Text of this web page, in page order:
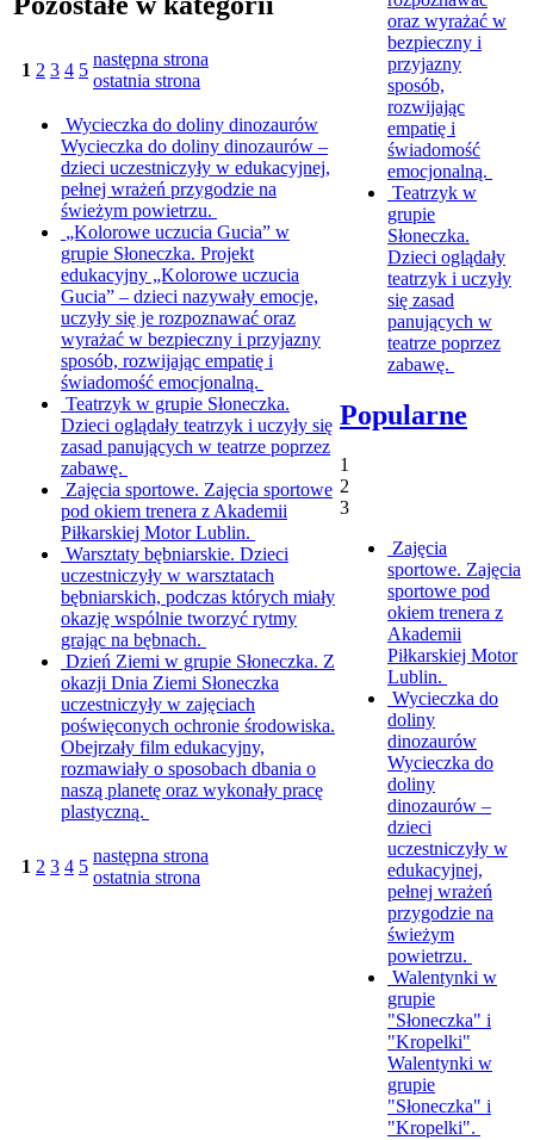
1 2 3 4 5
następna strona
ostatnia strona
Wycieczka do doliny dinozaurów
Wycieczka do doliny dinozaurów –
dzieci uczestniczyły w edukacyjnej,
pełnej wrażeń przygodzie na
świeżym powietrzu.
„Kolorowe uczucia Gucia” w
grupie Słoneczka. Projekt
edukacyjny „Kolorowe uczucia
Gucia” – dzieci nazywały emocje,
uczyły się je rozpoznawać oraz
wyrażać w bezpieczny i przyjazny
sposób, rozwijając empatię i
świadomość emocjonalną.
Teatrzyk w grupie Słoneczka.
Dzieci oglądały teatrzyk i uczyły się
zasad panujących w teatrze poprzez
zabawę.
Zajęcia sportowe. Zajęcia sportowe
pod okiem trenera z Akademii
Piłkarskiej Motor Lublin.
Warsztaty bębniarskie. Dzieci
uczestniczyły w warsztatach
bębniarskich, podczas których miały
okazję wspólnie tworzyć rytmy
grając na bębnach.
Dzień Ziemi w grupie Słoneczka. Z
okazji Dnia Ziemi Słoneczka
uczestniczyły w zajęciach
poświęconych ochronie środowiska.
Obejrzały film edukacyjny,
rozmawiały o sposobach dbania o
naszą planetę oraz wykonały pracę
plastyczną.
1 2 3 4 5
następna strona
ostatnia strona
oraz wyrażać w
bezpieczny i
przyjazny
sposób,
rozwijając
empatię i
świadomość
emocjonalną.
Teatrzyk w
grupie
Słoneczka.
Dzieci oglądały
teatrzyk i uczyły
się zasad
panujących w
teatrze poprzez
zabawę.
Popularne
1
2
3
Zajęcia
sportowe. Zajęcia
sportowe pod
okiem trenera z
Akademii
Piłkarskiej Motor
Lublin.
Wycieczka do
doliny
dinozaurów
Wycieczka do
doliny
dinozaurów –
dzieci
uczestniczyły w
edukacyjnej,
pełnej wrażeń
przygodzie na
świeżym
powietrzu.
Walentynki w
grupie
"Słoneczka" i
"Kropelki"
Walentynki w
grupie
"Słoneczka" i
"Kropelki".